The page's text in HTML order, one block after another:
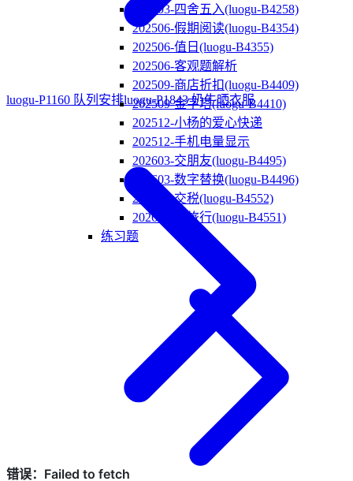
202503-四舍五入(luogu-B4258)
202506-假期阅读(luogu-B4354)
202506-值日(luogu-B4355)
202506-客观题解析
202509-商店折扣(luogu-B4409)
202509-金字塔(luogu-B4410)
202512-小杨的爱心快递
202512-手机电量显示
202603-交朋友(luogu-B4495)
202603-数字替换(luogu-B4496)
202606-交税(luogu-B4552)
202606-去旅行(luogu-B4551)
练习题
luogu-P1160 队列安排luogu-P1843 奶牛晒衣服